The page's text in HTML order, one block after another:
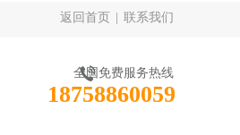
返回首页 联系我们
全国免费服务热线
18758860059